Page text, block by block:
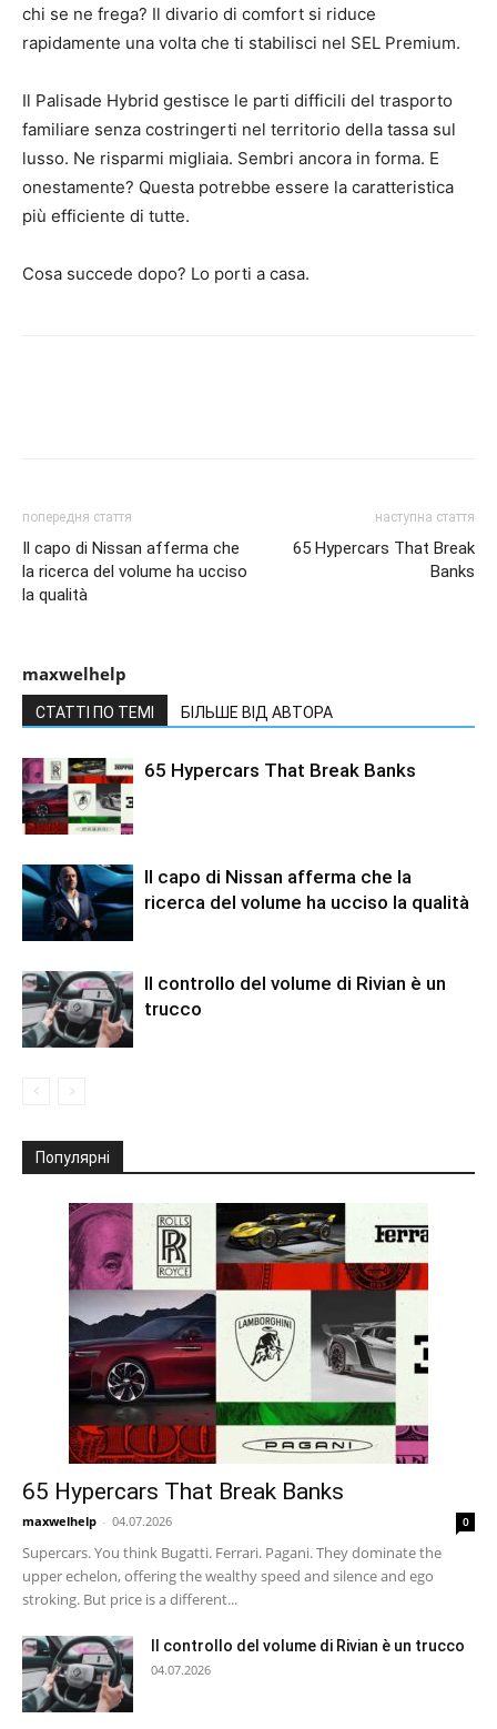
chi se ne frega? Il divario di comfort si riduce
rapidamente una volta che ti stabilisci nel SEL Premium.
Il Palisade Hybrid gestisce le parti difficili del trasporto
familiare senza costringerti nel territorio della tassa sul
lusso. Ne risparmi migliaia. Sembri ancora in forma. E
onestamente? Questa potrebbe essere la caratteristica
più efficiente di tutte.
Cosa succede dopo? Lo porti a casa.
попередня стаття
Il capo di Nissan afferma che
la ricerca del volume ha ucciso
la qualità
наступна стаття
65 Hypercars That Break
Banks
maxwelhelp
СТАТТІ ПО ТЕМІ БІЛЬШЕ ВІД АВТОРА
65 Hypercars That Break Banks
Il capo di Nissan afferma che la
ricerca del volume ha ucciso la qualità
Il controllo del volume di Rivian è un
trucco
Популярні
65 Hypercars That Break Banks
maxwelhelp - 04.07.2026 0
Supercars. You think Bugatti. Ferrari. Pagani. They dominate the
upper echelon, offering the wealthy speed and silence and ego
stroking. But price is a different...
Il controllo del volume di Rivian è un trucco
04.07.2026